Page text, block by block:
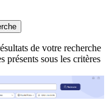
de votre recherche
présents sous les critères